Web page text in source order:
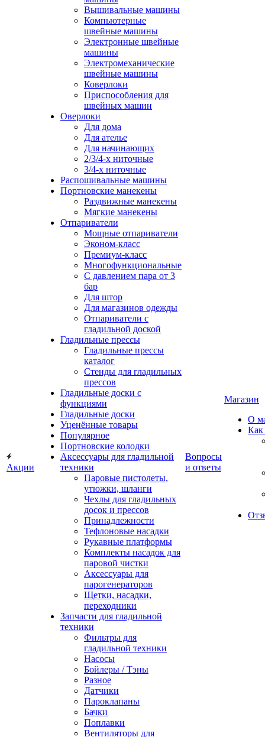
Акции
Вышивальные машины
Компьютерные
швейные машины
Электронные швейные
машины
Электромеханические
швейные машины
Коверлоки
Приспособления для
швейных машин
Оверлоки
Для дома
Для ателье
Для начинающих
2/3/4-х ниточные
3/4-х ниточные
Распошивальные машины
Портновские манекены
Раздвижные манекены
Мягкие манекены
Отпариватели
Мощные отпариватели
Эконом-класс
Премиум-класс
Многофункциональные
С давлением пара от 3
бар
Для штор
Для магазинов одежды
Отпариватели с
гладильной доской
Гладильные прессы
Гладильные прессы
каталог
Стенды для гладильных
прессов
Гладильные доски с
функциями
Гладильные доски
Уценённые товары
Популярное
Портновские колодки
Аксессуары для гладильной
техники
Паровые пистолеты,
утюжки, шланги
Чехлы для гладильных
досок и прессов
Принадлежности
Тефлоновые насадки
Рукавные платформы
Комплекты насадок для
паровой чистки
Аксессуары для
парогенераторов
Щетки, насадки,
переходники
Запчасти для гладильной
техники
Фильтры для
гладильной техники
Насосы
Бойлеры / Тэны
Разное
Датчики
Пароклапаны
Бачки
Поплавки
Вентиляторы для
Вопросы
и ответы
Магазин
О
Как